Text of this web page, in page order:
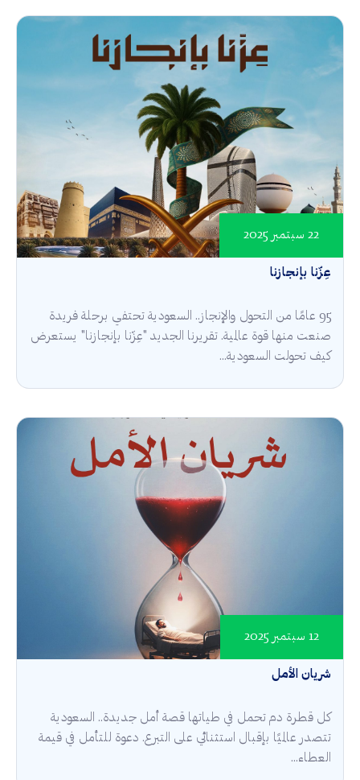
عِزّنا بإنجازنا
22 سبتمبر 2025
95 عامًا من التحول والإنجاز.. السعودية تحتفي برحلة فريدة
صنعت منها قوة عالمية. تقريرنا الجديد "عِزّنا بإنجازنا" يستعرض
كيف تحولت السعودية...
شريان الأمل
12 سبتمبر 2025
كل قطرة دم تحمل في طياتها قصة أمل جديدة.. السعودية
تتصدر عالميًا بإقبال استثنائي على التبرع. دعوة للتأمل في قيمة
العطاء...